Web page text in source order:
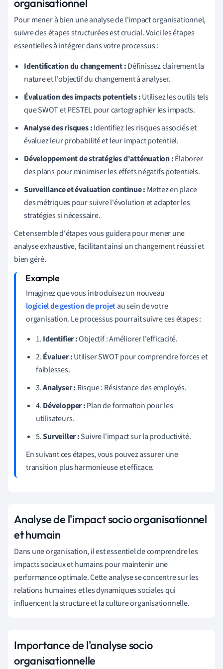
Pour mener à bien une analyse de l'impact organisationnel,
suivre des étapes structurées est crucial. Voici les étapes
essentielles à intégrer dans votre processus :
Identification du changement :Définissez clairement la
nature et l'objectif du changement à analyser.
Évaluation des impacts potentiels :Utilisez les outils tels
que SWOT et PESTEL pour cartographier les impacts.
Analyse des risques :Identifiez les risques associés et
évaluez leur probabilité et leur impact potentiel.
Développement de stratégies d'atténuation :Élaborer
des plans pour minimiser les effets négatifs potentiels.
Surveillance et évaluation continue : Mettez en place
des métriques pour suivre l'évolution et adapter les
stratégies si nécessaire.
Cet ensemble d'étapes vous guidera pour mener une
analyse exhaustive, facilitant ainsi un changement réussi et
bien géré.
Imaginez que vous introduisez un nouveau
logiciel de gestion de projetau sein de votre
organisation. Le processus pourrait suivre ces étapes :
1.Identifier :Objectif : Améliorer l'efficacité.
2.Évaluer :Utiliser SWOT pour comprendre forces et
faiblesses.
3.Analyser : Risque : Résistance des employés.
4.Développer :Plan de formation pour les
utilisateurs.
5.Surveiller :Suivre l'impact sur la productivité.
En suivant ces étapes, vous pouvez assurer une
transition plus harmonieuse et efficace.
Analyse de l'impact socio organisationnel
et humain
Dans une organisation, il est essentiel de comprendre les
impacts sociaux et humains pour maintenir une
performance optimale. Cette analyse se concentre sur les
relations humaines et les dynamiques sociales qui
influencent la structure et la culture organisationnelle.
Importance de l'analyse socio
organisationnelle